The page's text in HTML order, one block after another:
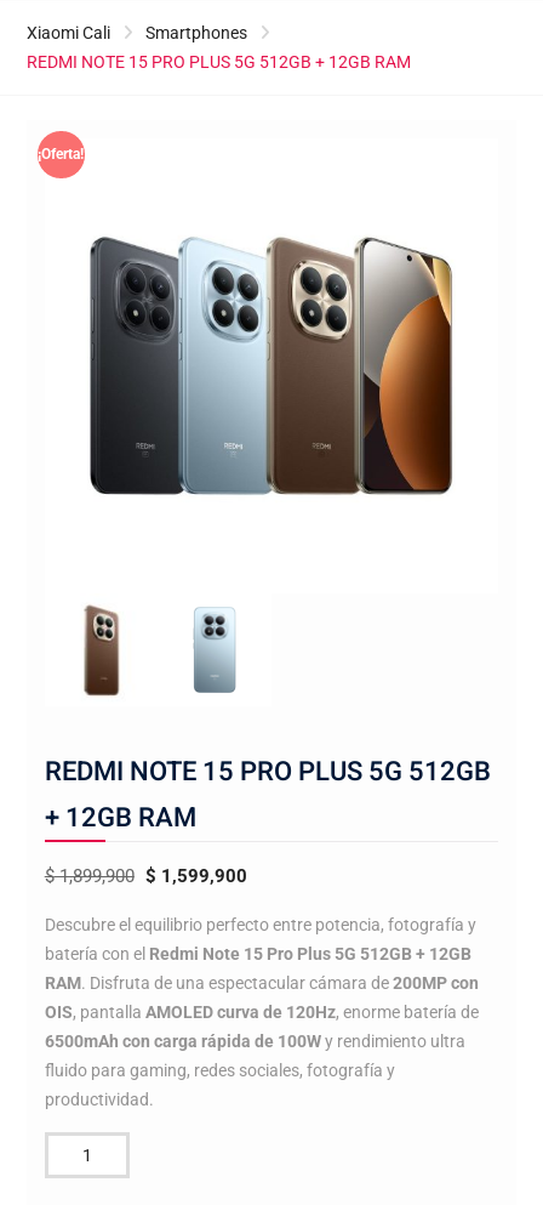
Xiaomi Cali
Smartphones
REDMI NOTE 15 PRO PLUS 5G 512GB + 12GB RAM
¡Oferta!
REDMI NOTE 15 PRO PLUS 5G 512GB
+ 12GB RAM
$1,899,900 El
original
$ 1,899,900.
$ 1,599,900
actual
$ 1,599,900.
Descubre el equilibrio perfecto entre potencia, fotografía y
batería con el Redmi Note 15 Pro Plus 5G 512GB + 12GB
RAM. Disfruta de una espectacular cámara de200MP con
OIS, pantalla AMOLED curva de 120Hz, enorme batería de
6500mAh con carga rápida de 100Wy rendimiento ultra
fluido para gaming, redes sociales, fotografía y
productividad.
REDMI
NOTE